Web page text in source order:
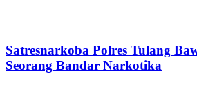
Satresnarkoba Polres Tulang
Seorang Bandar Narkotika